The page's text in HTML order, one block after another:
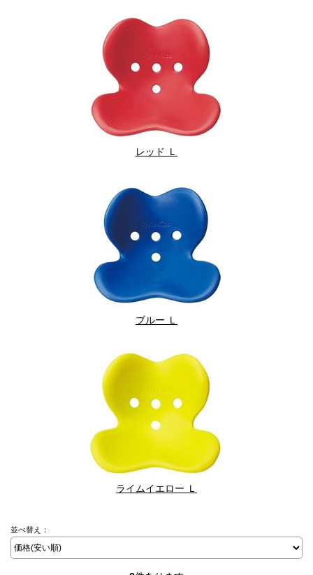
レッド Ｌ
ブルー Ｌ
ライムイエロー Ｌ
並べ替え：